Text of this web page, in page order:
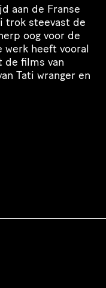
aan de Franse
trok steevast de
oog voor de
heeft vooral
de films van
Tati wranger en